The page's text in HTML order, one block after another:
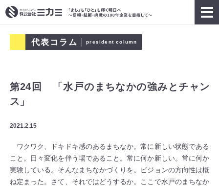
代表コラム president column
第24回 「水戸のまちなかの強みとチャン
ス」
2021.2.15
ワクワク、ドキドキ感のあるまちなか。常に新しい状態である
こと。日々変化を伴う場であること。常に何か新しい。常に何か
実験している。そんなまちなかづくりを。ビジョンの方向性は概
ね定まった。さて、それではどうするか。ここで水戸のまちなか